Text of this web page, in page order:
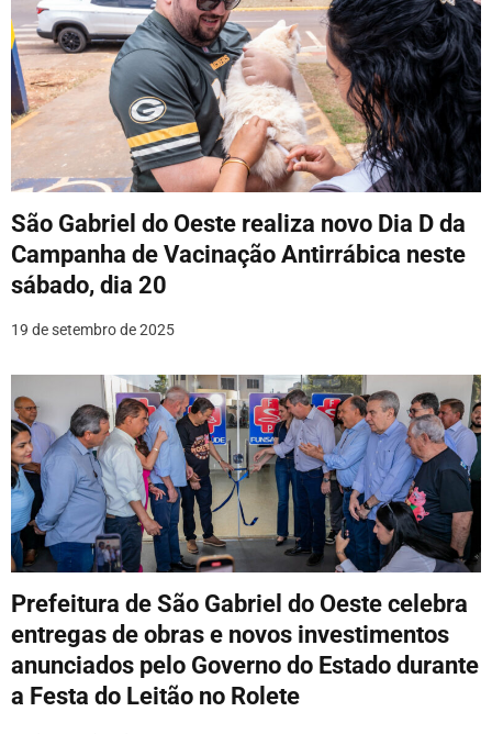
São Gabriel do Oeste realiza novo Dia D da
Campanha de Vacinação Antirrábica neste
sábado, dia 20
19 de setembro de 2025
Prefeitura de São Gabriel do Oeste celebra
entregas de obras e novos investimentos
anunciados pelo Governo do Estado durante
a Festa do Leitão no Rolete